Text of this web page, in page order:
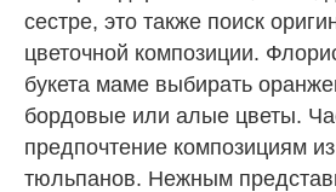
сестре, это также поиск
цветочной композиции.
букета маме выбирать
бордовые или алые цветы.
предпочтение композициям
тюльпанов. Нежным